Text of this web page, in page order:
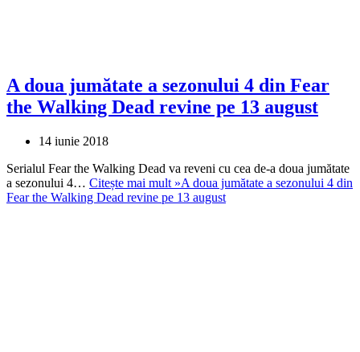
A doua jumătate a sezonului 4 din Fear
the Walking Dead revine pe 13 august
14 iunie 2018
Serialul Fear the Walking Dead va reveni cu cea de-a doua jumătate
a sezonului 4… Citește mai mult »A doua jumătate a sezonului 4 din
Fear the Walking Dead revine pe 13 august